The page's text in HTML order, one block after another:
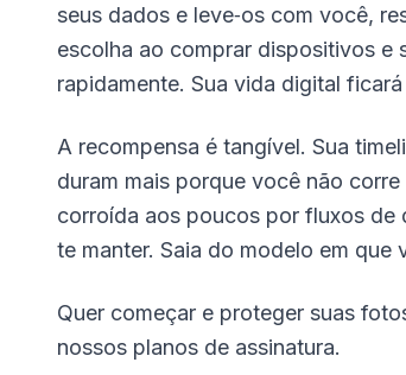
seus dados e leve‑os com você,
escolha ao comprar dispositivos e
rapidamente. Sua vida digital
A recompensa é tangível. Sua
duram mais porque você não
corroída aos poucos por fluxos de
te manter. Saia do modelo em
Quer começar e proteger suas
nossos planos de assinatura.